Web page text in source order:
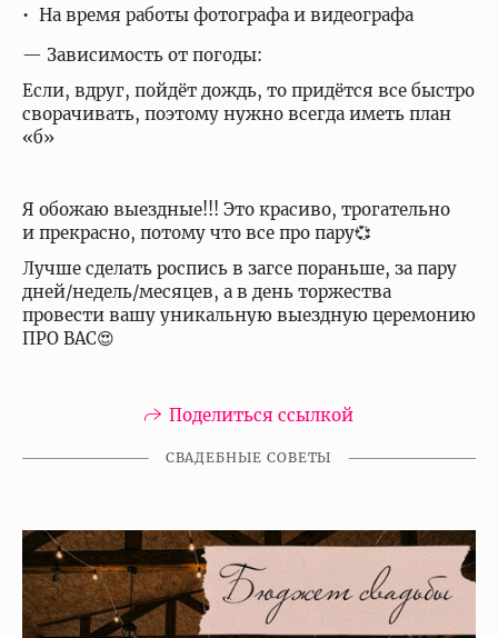
На время работы фотографа и видеографа
— Зависимость от погоды:
Если, вдруг, пойдёт дождь, то придётся все быстро
сворачивать, поэтому нужно всегда иметь план
«б»
Я обожаю выездные!!! Это красиво, трогательно
и прекрасно, потому что все про пару💞
Лучше сделать роспись в загсе пораньше, за пару
дней/недель/месяцев, а в день торжества
провести вашу уникальную выездную церемонию
ПРО ВАС😍
Поделиться ссылкой
СВАДЕБНЫЕ СОВЕТЫ